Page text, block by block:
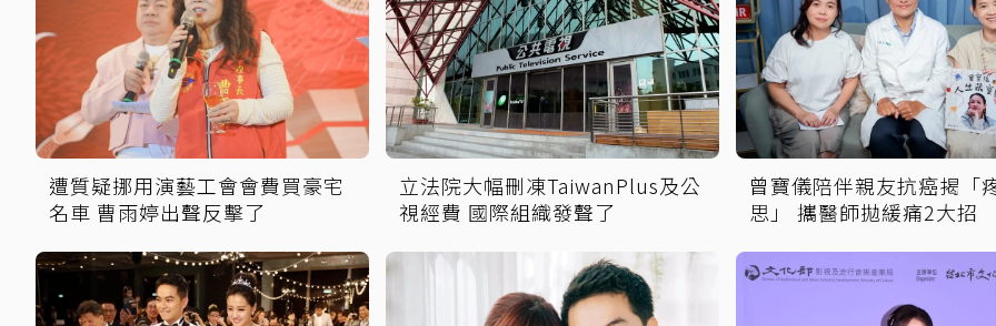
遭質疑挪用演藝工會會費買豪宅
名車 曹雨婷出聲反擊了
立法院大幅刪凍TaiwanPlus及公
視經費 國際組織發聲了
曾寶儀陪伴親友抗癌揭「
思」 攜醫師拋緩痛2大招